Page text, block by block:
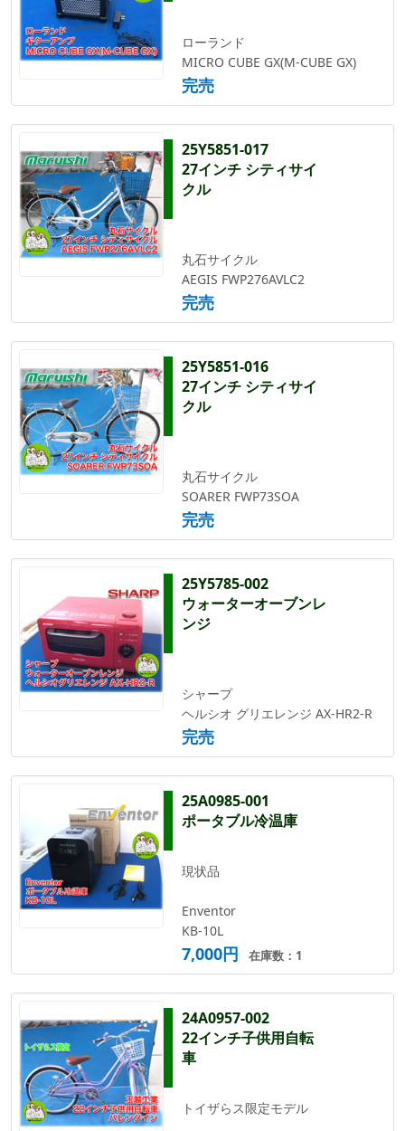
ローランド
MICRO CUBE GX(M-CUBE GX)
完売
25Y5851-017
27インチ シティサイ
クル
丸石サイクル
AEGIS FWP276AVLC2
完売
25Y5851-016
27インチ シティサイ
クル
丸石サイクル
SOARER FWP73SOA
完売
25Y5785-002
ウォーターオーブンレ
ンジ
シャープ
ヘルシオ グリエレンジ AX-HR2-R
完売
25A0985-001
ポータブル冷温庫
現状品
Enventor
KB-10L
7,000円 在庫数：1
24A0957-002
22インチ子供用自転
車
トイザらス限定モデル